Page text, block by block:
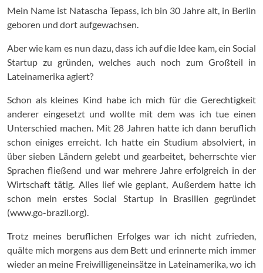
Mein Name ist Natascha Tepass, ich bin 30 Jahre alt, in Berlin
geboren und dort aufgewachsen.
Aber wie kam es nun dazu, dass ich auf die Idee kam, ein Social
Startup zu gründen, welches auch noch zum Großteil in
Lateinamerika agiert?
Schon als kleines Kind habe ich mich für die Gerechtigkeit
anderer eingesetzt und wollte mit dem was ich tue einen
Unterschied machen. Mit 28 Jahren hatte ich dann beruflich
schon einiges erreicht. Ich hatte ein Studium absolviert, in
über sieben Ländern gelebt und gearbeitet, beherrschte vier
Sprachen fließend und war mehrere Jahre erfolgreich in der
Wirtschaft tätig. Alles lief wie geplant, Außerdem hatte ich
schon mein erstes Social Startup in Brasilien gegründet
(www.go-brazil.org).
Trotz meines beruflichen Erfolges war ich nicht zufrieden,
quälte mich morgens aus dem Bett und erinnerte mich immer
wieder an meine Freiwilligeneinsätze in Lateinamerika, wo ich